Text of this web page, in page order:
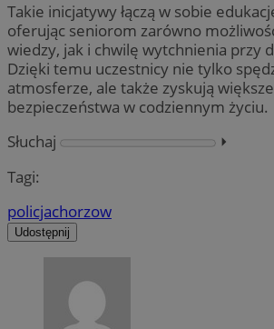
Takie inicjatywy łączą w sobie
oferując seniorom zarówno
wiedzy, jak i chwilę wytchnienia przy
Dzięki temu uczestnicy nie tylko
atmosferze, ale także zyskują
bezpieczeństwa w codziennym życiu.
Słuchaj
⏵︎
Tagi:
policjachorzow
Udostępnij